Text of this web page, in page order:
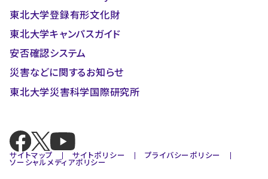
東北大学登録有形文化財
東北大学キャンパスガイド
安否確認システム
災害などに関するお知らせ
東北大学災害科学国際研究所
サイトマップ サイトポリシー プライバシーポリシー
ソーシャルメディアポリシー